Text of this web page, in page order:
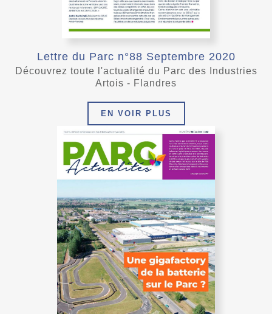
Lettre du Parc n°88 Septembre 2020
Découvrez toute l'actualité du Parc des Industries
Artois - Flandres
EN VOIR PLUS